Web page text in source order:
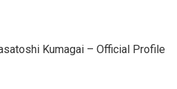
Kumagai – Official Profile